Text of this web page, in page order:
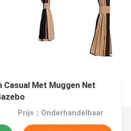
Met Muggen Net
Prijs：Onderhandelbaar